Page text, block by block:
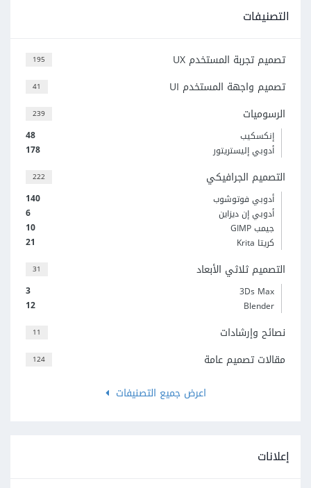
التصنيفات
195 تصميم تجربة المستخدم UX
41 تصميم واجهة المستخدم UI
239 الرسوميات
48
إنكسكيب
178
أدوبي إليستريتور
222 التصميم الجرافيكي
140
أدوبي فوتوشوب
6
أدوبي إن ديزاين
10
جيمب GIMP
21
كريتا Krita
31 التصميم ثلاثي الأبعاد
3
3Ds Max
12
Blender
11 نصائح وإرشادات
124
مقالات تصميم عامة
اعرض جميع التصنيفات
إعلانات